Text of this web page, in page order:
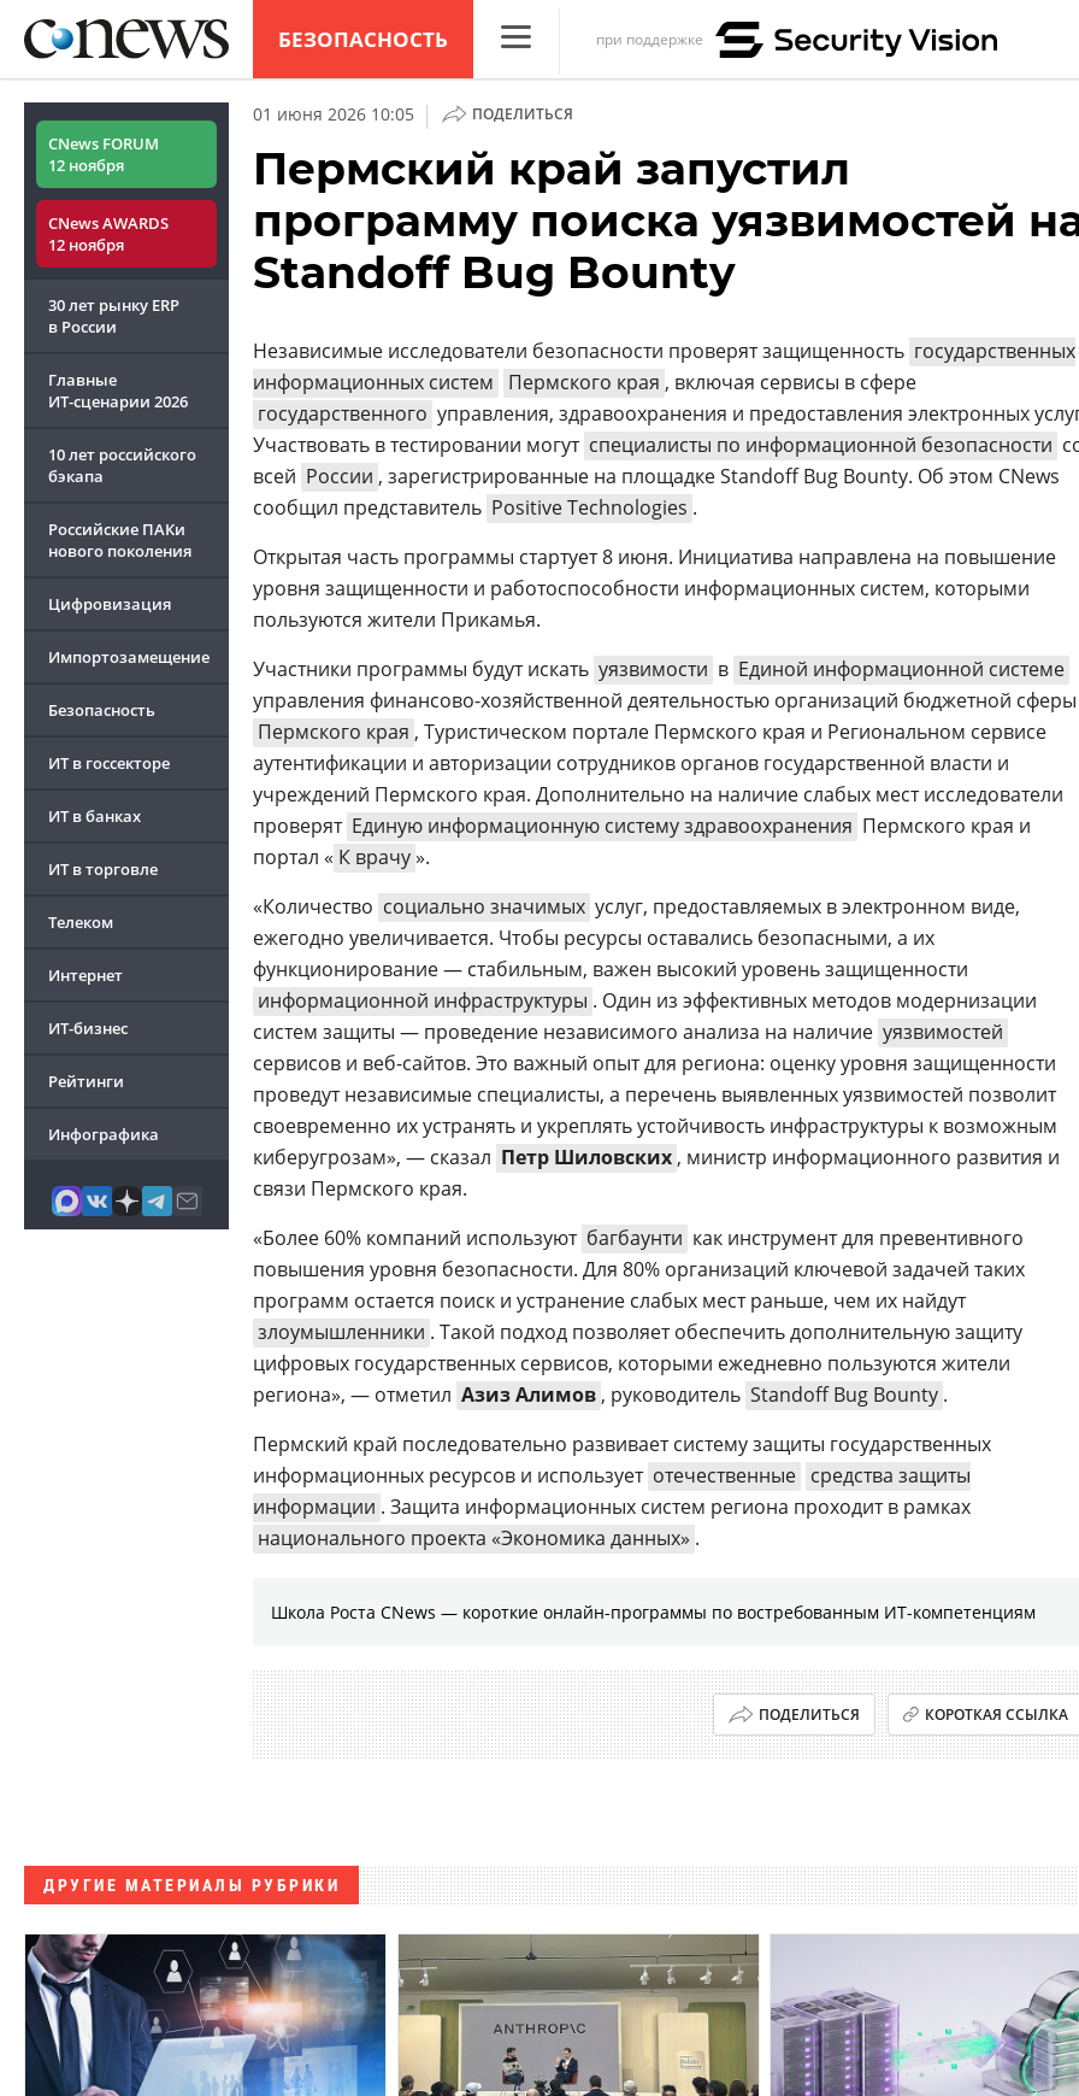
БЕЗОПАСНОСТЬ
Конференции
Маркет
Техника
при поддержке
CNews FORUM
12 ноября
CNews AWARDS
12 ноября
30 лет рынку ERP
в России
Главные
ИТ-сценарии 2026
10 лет российского
бэкапа
Российские ПАКи
нового поколения
Цифровизация
Импортозамещение
Безопасность
ИТ в госсекторе
ИТ в банках
ИТ в торговле
Телеком
Интернет
ИТ-бизнес
Рейтинги
Инфографика
01 июня 2026 10:05 | ПОДЕЛИТЬСЯ
Пермский край запустил
программу поиска уязвимостей
Standoff Bug Bounty
Независимые исследователи безопасности проверят защищенность государственных
информационных систем
Пермского края , включая сервисы в сфере
государственного управления, здравоохранения и предоставления электронных
Участвовать в тестировании могут специалисты по информационной безопасности
всей России , зарегистрированные на площадке Standoff Bug Bounty. Об этом CNews
сообщил представитель Positive Technologies .
Открытая часть программы стартует 8 июня. Инициатива направлена на повышение
уровня защищенности и работоспособности информационных систем, которыми
пользуются жители Прикамья.
Участники программы будут искать уязвимости в Единой информационной системе
управления финансово-хозяйственной деятельностью организаций бюджетной сферы
Пермского края , Туристическом портале Пермского края и Региональном сервисе
аутентификации и авторизации сотрудников органов государственной власти и
учреждений Пермского края. Дополнительно на наличие слабых мест исследователи
проверят Единую информационную систему здравоохранения Пермского края и
портал « К врачу».
«Количество социально значимых услуг, предоставляемых в электронном виде,
ежегодно увеличивается. Чтобы ресурсы оставались безопасными, а их
функционирование — стабильным, важен высокий уровень защищенности
информационной инфраструктуры . Один из эффективных методов модернизации
систем защиты — проведение независимого анализа на наличие уязвимостей
сервисов и веб-сайтов. Это важный опыт для региона: оценку уровня защищенности
проведут независимые специалисты, а перечень выявленных уязвимостей позволит
своевременно их устранять и укреплять устойчивость инфраструктуры к возможным
киберугрозам», — сказал Петр Шиловских , министр информационного развития и
связи Пермского края.
«Более 60% компаний используют багбаунти как инструмент для превентивного
повышения уровня безопасности. Для 80% организаций ключевой задачей таких
программ остается поиск и устранение слабых мест раньше, чем их найдут
злоумышленники . Такой подход позволяет обеспечить дополнительную защиту
цифровых государственных сервисов, которыми ежедневно пользуются жители
региона», — отметил Азиз Алимов , руководитель Standoff Bug Bounty .
Пермский край последовательно развивает систему защиты государственных
информационных ресурсов и использует отечественные средства защиты
информации . Защита информационных систем региона проходит в рамках
национального проекта «Экономика данных» .
Школа Роста CNews — короткие онлайн-программы по востребованным ИТ-компетенциям
ПОДЕЛИТЬСЯ КОРОТКАЯ ССЫЛКА
ДРУГИЕ МАТЕРИАЛЫ РУБРИКИ